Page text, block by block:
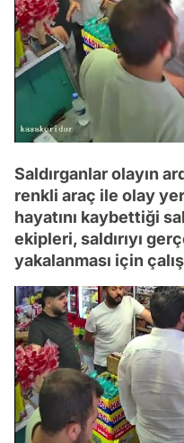
Saldırganlar olayın
renkli araç ile olay
hayatını kaybettiği
ekipleri, saldırıyı
yakalanması için